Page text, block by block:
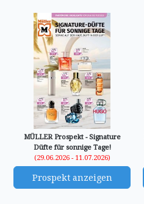
MÜLLER Prospekt - Signature
Düfte für sonnige Tage!
(29.06.2026 - 11.07.2026)
Prospekt anzeigen